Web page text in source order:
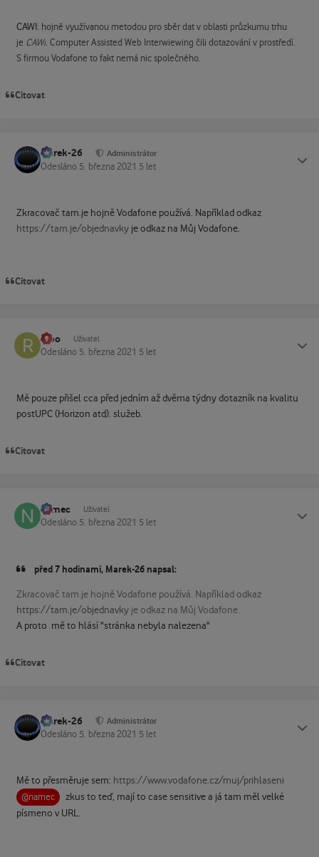
CAWI: hojně využívanou metodou pro sběr dat v oblasti průzkumu trhu
je CAWI. Computer Assisted Web Interwiewing čili dotazování v prostředí.
S firmou Vodafone to fakt nemá nic společného.
Citovat
Marek-26 Administrátor
Odesláno 5. března 2021 5 let
Zkracovač tam.je hojně Vodafone používá. Například odkaz
https://tam.je/objednavkyje odkaz na Můj Vodafone.
Citovat
rebo Uživatel
Odesláno 5. března 2021 5 let
Mě pouze přišel cca před jedním až dvěma týdny dotazník na kvalitu
postUPC (Horizon atd). služeb.
Citovat
namec Uživatel
Odesláno 5. března 2021 5 let
před 7 hodinami, Marek-26 napsal:
Zkracovač tam.je hojně Vodafone používá. Například odkaz
https://tam.je/objednavkyje odkaz na Můj Vodafone.
A proto mě to hlásí "stránka nebyla nalezena"
Citovat
Marek-26 Administrátor
Odesláno 5. března 2021 5 let
Mě to přesměruje sem: https://www.vodafone.cz/muj/prihlaseni
@namec
zkus to teď, mají to case sensitive a já tam měl velké
písmeno v URL.